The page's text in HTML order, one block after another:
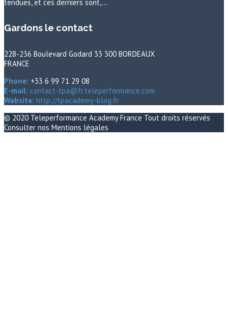
tendues, et ces derniers sont,…
Gardons le contact
228-236 Boulevard Godard 33 300 BORDEAUX
FRANCE
Phone: +33 6 99 71 29 08
E-mail: contact-tpa@fr.teleperformance.com
Website: http://tpacademy-blog.fr
© 2020 Teleperformance Academy France Tout droits réservés
Consulter nos Mentions légales